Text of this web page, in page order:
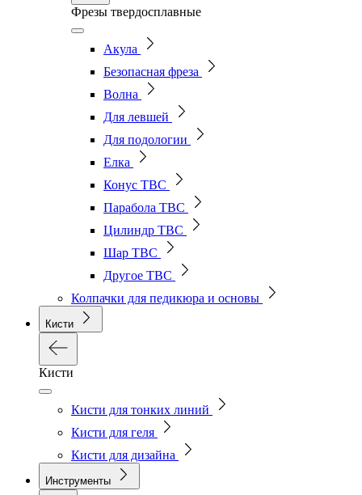
Фрезы твердосплавные
Акула
Безопасная фреза
Волна
Для левшей
Для подологии
Елка
Конус ТВС
Парабола ТВС
Цилиндр ТВС
Шар ТВС
Другое ТВС
Колпачки для педикюра и основы
Кисти
Кисти
Кисти для тонких линий
Кисти для геля
Кисти для дизайна
Инструменты